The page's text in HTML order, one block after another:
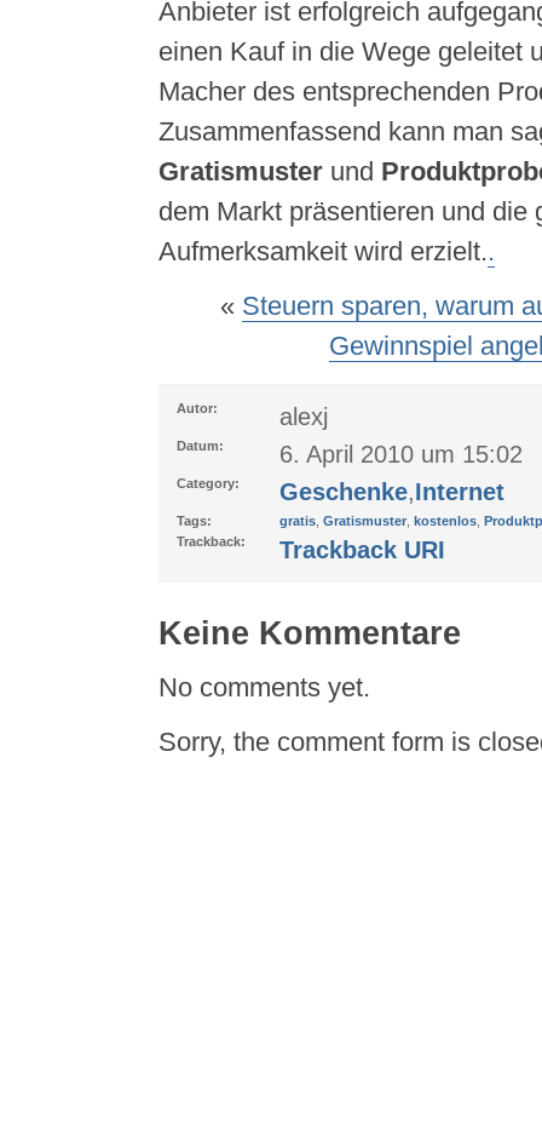
Anbieter ist erfolgreich
einen Kauf in die Wege geleitet
Macher des entsprechenden
Zusammenfassend kann man
Gratismuster und
dem Markt präsentieren und die
Aufmerksamkeit wird erzielt..
« Steuern sparen, warum
Gewinnspiel
Autor: alexj
Datum: 6. April 2010 um 15:02
Category: Geschenke,Internet
Tags: gratis, Gratismuster, kostenlos,
Trackback:
Trackback URI
Keine Kommentare
No comments yet.
Sorry, the comment form is